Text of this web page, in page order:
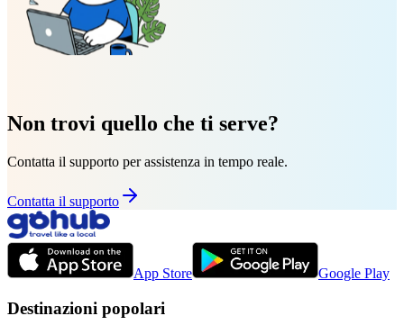
Non trovi quello che ti serve?
Contatta il supporto per assistenza in tempo reale.
Contatta il supporto
App Store Google Play
Destinazioni popolari